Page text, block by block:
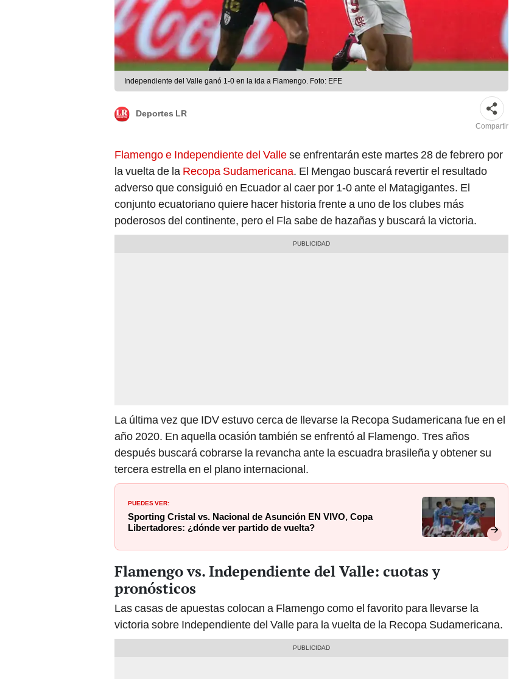
Independiente del Valle ganó 1-0 en la ida a Flamengo. Foto: EFE
Deportes LR
Compartir
Flamengo e Independiente del Vallese enfrentarán este martes 28 de febrero por
la vuelta de la Recopa Sudamericana. El Mengao buscará revertir el resultado
adverso que consiguió en Ecuador al caer por 1-0 ante el Matagigantes. El
conjunto ecuatoriano quiere hacer historia frente a uno de los clubes más
poderosos del continente, pero el Fla sabe de hazañas y buscará la victoria.
La última vez que IDV estuvo cerca de llevarse la Recopa Sudamericana fue en el
año 2020. En aquella ocasión también se enfrentó al Flamengo. Tres años
después buscará cobrarse la revancha ante la escuadra brasileña y obtener su
tercera estrella en el plano internacional.
PUEDES VER:
Sporting Cristal vs. Nacional de Asunción EN VIVO, Copa
Libertadores: ¿dónde ver partido de vuelta?
Flamengo vs. Independiente del Valle: cuotas y
pronósticos
Las casas de apuestas colocan a Flamengo como el favorito para llevarse la
victoria sobre Independiente del Valle para la vuelta de la Recopa Sudamericana.